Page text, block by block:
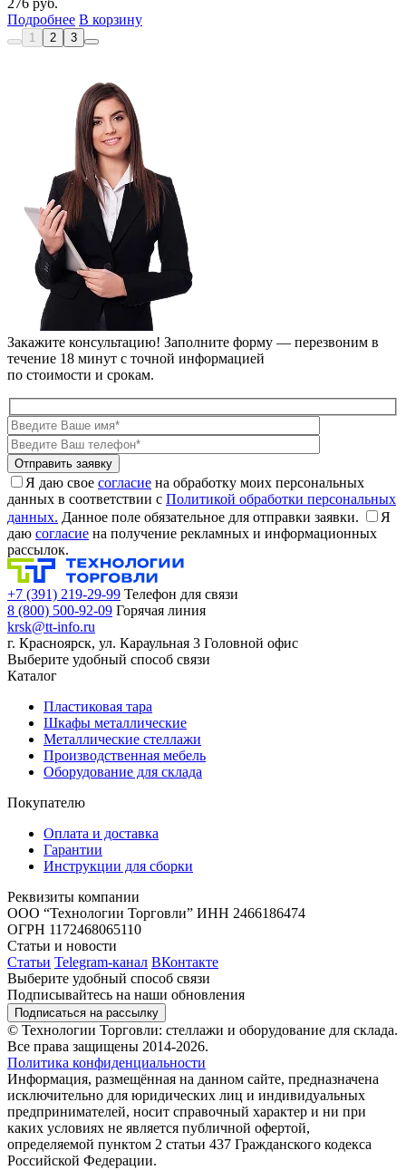
276 руб.
Подробнее В корзину
1 2 3
Закажите консультацию! Заполните форму — перезвоним в
течение 18 минут с точной информацией
по стоимости и срокам.
Я даю свое согласие на обработку моих персональных
данных в соответствии с Политикой обработки персональных
данных. Данное поле обязательное для отправки заявки.
Я
даю согласие на получение рекламных и информационных
рассылок.
+7 (391) 219-29-99 Телефон для связи
8 (800) 500-92-09 Горячая линия
krsk@tt-info.ru
г. Красноярск, ул. Караульная 3 Головной офис
Выберите удобный способ связи
Каталог
Пластиковая тара
Шкафы металлические
Металлические стеллажи
Производственная мебель
Оборудование для склада
Покупателю
Оплата и доставка
Гарантии
Инструкции для сборки
Реквизиты компании
ООО “Технологии Торговли” ИНН 2466186474
ОГРН 1172468065110
Статьи и новости
Статьи Telegram-канал ВКонтакте
Выберите удобный способ связи
Подписывайтесь на наши обновления
Подписаться на рассылку
© Технологии Торговли: стеллажи и оборудование для склада.
Все права защищены 2014-2026.
Политика конфиденциальности
Информация, размещённая на данном сайте, предназначена
исключительно для юридических лиц и индивидуальных
предпринимателей, носит справочный характер и ни при
каких условиях не является публичной офертой,
определяемой пунктом 2 статьи 437 Гражданского кодекса
Российской Федерации.